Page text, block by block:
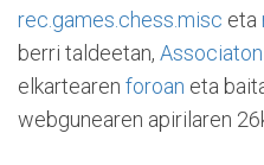
rec.games.chess.misc eta
berri taldeetan,
elkartearen foroan eta
webgunearen apirilaren